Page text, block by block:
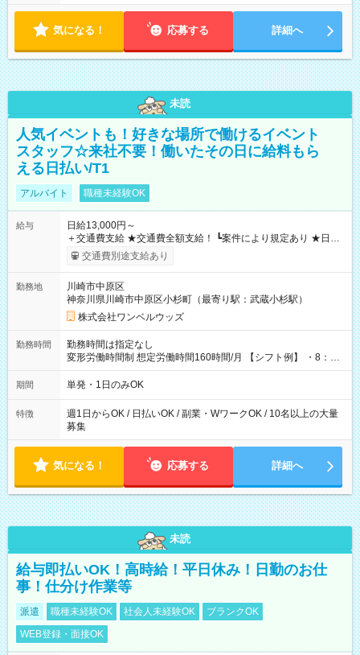
気になる！ 応募する 詳細へ
未読
人気イベントも！好きな場所で働けるイベント
スタッフ☆来社不要！働いたその日に給料もら
える日払い/T1
アルバイト 職種未経験OK
給与
日給13,000円～
＋交通費支給 ★交通費全額支給！ ┗案件により規定あり ★日払
いOK！（規定あり） ┗働いたその日に現金GET♪ お仕事後はコ
ンビニATMから 日払い分を引き落とせます！ 【試用期間】試
交通費別途支給あり
勤務地
川崎市中原区
神奈川県川崎市中原区小杉町（最寄り駅：武蔵小杉駅）
株式会社ワンベルウッズ
勤務時間
勤務時間は指定なし
変形労働時間制 想定労働時間160時間/月 【シフト例】 ・8：00
～21：00
期間 単発・1日のみOK
特徴
週1日からOK / 日払いOK / 副業・WワークOK / 10名以上の大量
募集
気になる！ 応募する 詳細へ
未読
給与即払いOK！高時給！平日休み！日勤のお仕
事！仕分け作業等
派遣 職種未経験OK 社会人未経験OK
ブランクOK
WEB登録・面接OK